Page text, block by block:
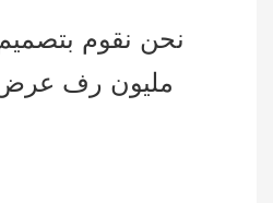
مليون رف عرض